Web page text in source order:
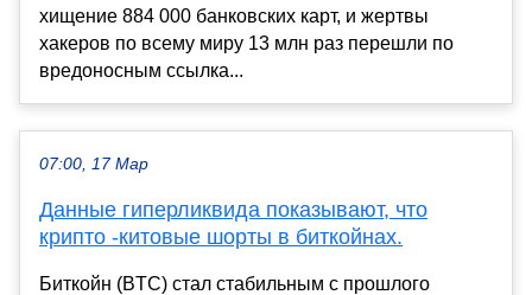
хищение 884 000 банковских карт, и жертвы
хакеров по всему миру 13 млн раз перешли по
вредоносным ссылка...
07:00, 17 Мар
Данные гиперликвида показывают, что
крипто -китовые шорты в биткойнах.
Биткойн (BTC) стал стабильным с прошлого